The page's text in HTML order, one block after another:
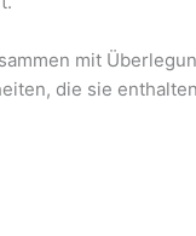
mit
die sie